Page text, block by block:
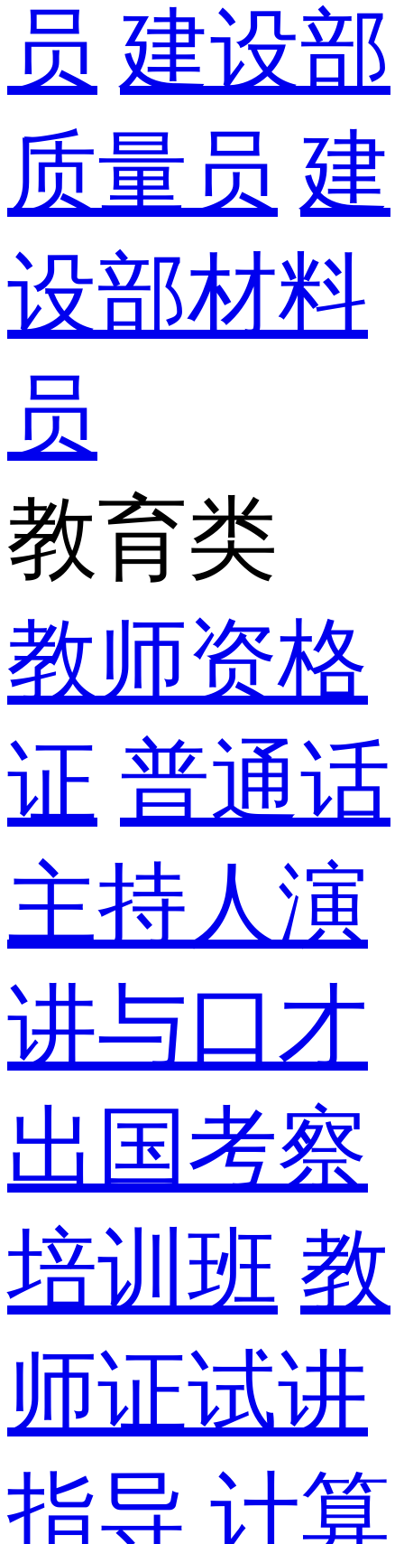
员 建设部
质量员 建
设部材料
员
教育类
教师资格
证 普通话
主持人演
讲与口才
出国考察
培训班 教
师证试讲
指导 计算